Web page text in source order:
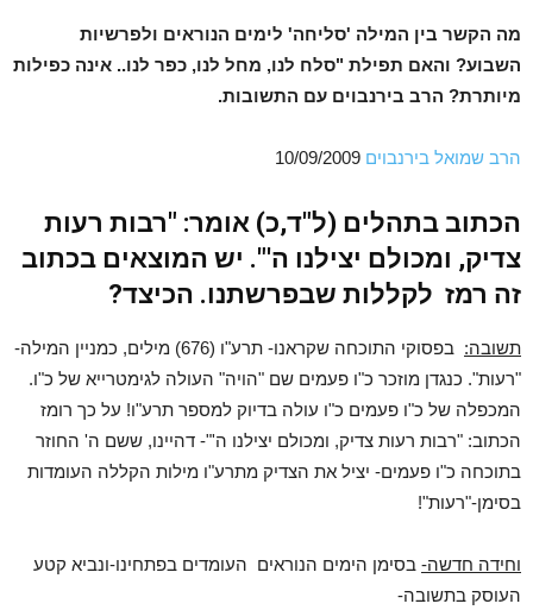
מה הקשר בין המילה 'סליחה' לימים הנוראים ולפרשיות
השבוע? והאם תפילת "סלח לנו, מחל לנו, כפר לנו.. אינה כפילות
מיותרת? הרב בירנבוים עם התשובות.
הרב שמואל בירנבוים
הכתוב בתהלים (ל"ד,כ) אומר: "רבות רעות
צדיק, ומכולם יצילנו ה'". יש המוצאים בכתוב
זה רמז לקללות שבפרשתנו. הכיצד?
תשובה:
בפסוקי התוכחה שקראנו- תרע"ו (676) מילים, כמניין המילה-
"רעות". כנגדן מוזכר כ"ו פעמים שם "הויה" העולה לגימטרייא של כ"ו.
המכפלה של כ"ו פעמים כ"ו עולה בדיוק למספר תרע"ו! על כך רומז
הכתוב: "רבות רעות צדיק, ומכולם יצילנו ה'"- דהיינו, ששם ה' החוזר
בתוכחה כ"ו פעמים- יציל את הצדיק מתרע"ו מילות הקללה העומדות
בסימן-"רעות"!
וחידה חדשה- בסימן הימים הנוראים העומדים בפתחינו-ונביא קטע
העוסק בתשובה-